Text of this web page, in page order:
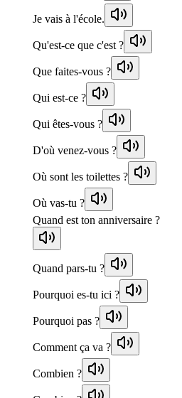
Je vais à l'école.
Qu'est-ce que c'est ?
Que faites-vous ?
Qui est-ce ?
Qui êtes-vous ?
D'où venez-vous ?
Où sont les toilettes ?
Où vas-tu ?
Quand est ton anniversaire ?
Quand pars-tu ?
Pourquoi es-tu ici ?
Pourquoi pas ?
Comment ça va ?
Combien ?